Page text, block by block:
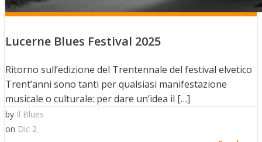
Lucerne Blues Festival 2025
Ritorno sull’edizione del Trentennale del festival elvetico
Trent’anni sono tanti per qualsiasi manifestazione
musicale o culturale: per dare un’idea il […]
by Il Blues
on Dic 2